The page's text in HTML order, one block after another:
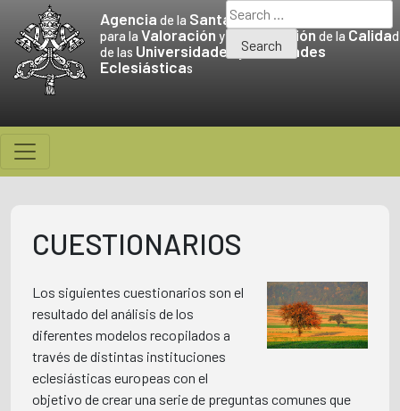
content
Agencia de la Santa Sede
para la Valoración y la Promociónde la Calidad
de las Universidades yFacultades
Eclesiásticas
Search
for:
CUESTIONARIOS
Los siguientes cuestionarios son el
resultado del análisis de los
diferentes modelos recopilados a
través de distintas instituciones
eclesiásticas europeas con el
objetivo de crear una serie de preguntas comunes que